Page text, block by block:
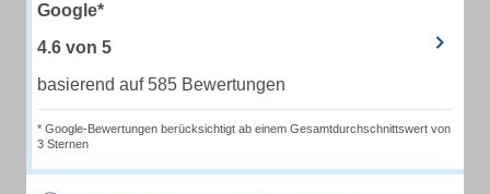
Google*
4.6 von 5
basierend auf 585 Bewertungen
* Google-Bewertungen berücksichtigt ab einem Gesamtdurchschnittswert von
3 Sternen